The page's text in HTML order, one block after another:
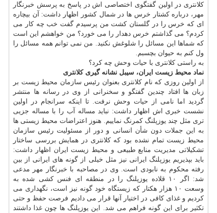
كلانتری در اولین گفتگوی اختصاصی اش در پاسخ به پرسش خبرنگار
مهر، درباره كشتار خرس ها در شمال كشور اظهار داشت: آن بیچاره
ای كه خرس را در گلستان كشت من پرسیدم گفت خب چه كار می
كردم؟ می گذاشتم خرس دهدار را می خورد؟ من خواهشم این است
كه شماها این مسائل را شلوغش نكنید. من نمی توانم همه مسائل را
ول كنم به حیوان بچسبم.
به راستی كلانتری با حیات وحش چه كرد؟
نماد محیط زیست ایران، سیبل نشانه گیری كلانتری
از اولین روزی كه نام كلانتری بعنوان رئیس سازمان محیط زیست بر
زبان ها افتاد چندین گفتگو و سخنرانی از وی در رسانه ها منتشر
گردید اما نامی از حیات وحش نرفت. تا اینكه سرانجام در اولین
نشست خبری اش اظهار داشت: نباید مساله آب را با مساله جزیی
تری مثل چند یوزپلنگ كمرنگ نماییم. هنوز اعتراضات محیط زیستی ها
به این جملات دون شأن انسانی و دور از مسئولیت رئیس سازمان
محیط زیست تمام نشده بود كه كلانتری در همایش بررسی ساختار
تشكیلاتی مدیریت منابع طبیعی و محیط زیست ایران اظهار داشت:
باید بپذیریم یوزپلنگ ایرانی نیز مثل خیلی از گونه های ایرانی از بین
رفته محكوم به نابودی است. وی در مصاحبه با خبرنگار مهر مدعی
شد: اگر ۱۰ قلاده یوزپلنگ را در منطقه ای فنس كشی شده به
وسعت ۱۰ هزار هكتار كه زیستگاه خود گونه نیز است، نگهداری می
كردیم و غذای كافی در اختیار آنها قرار می دادیم فرصت حفظ و حتی
تكثیر برای این گونه فراهم می شد. این یوزپلنگ ها چون غذا داشتند